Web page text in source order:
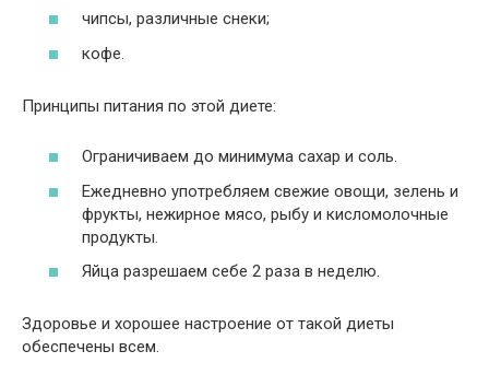
чипсы, различные снеки;
кофе.
Принципы питания по этой диете:
Ограничиваем до минимума сахар и соль.
Ежедневно употребляем свежие овощи, зелень и
фрукты, нежирное мясо, рыбу и кисломолочные
продукты.
Яйца разрешаем себе 2 раза в неделю.
Здоровье и хорошее настроение от такой диеты
обеспечены всем.